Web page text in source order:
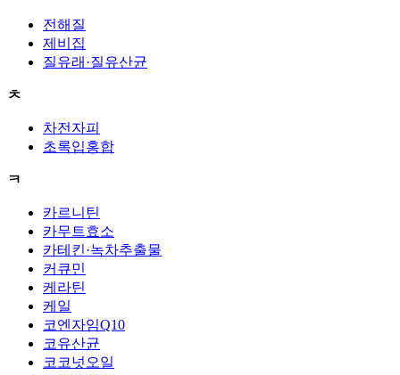
전해질
제비집
질유래·질유산균
ㅊ
차전자피
초록입홍합
ㅋ
카르니틴
카무트효소
카테킨·녹차추출물
커큐민
케라틴
케일
코엔자임Q10
코유산균
코코넛오일